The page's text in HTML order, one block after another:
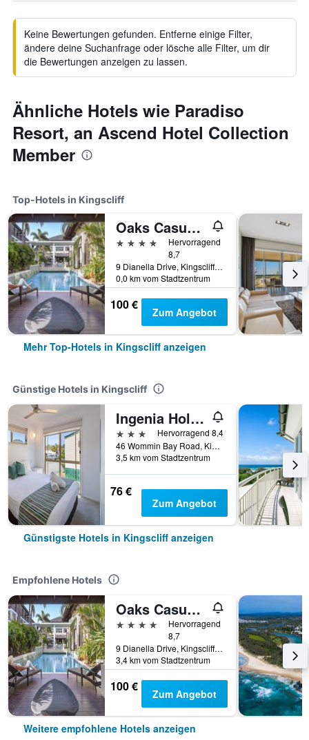
Keine Bewertungen gefunden. Entferne einige Filter,
ändere deine Suchanfrage oder lösche alle Filter, um dir
die Bewertungen anzeigen zu lassen.
Ähnliche Hotels wie Paradiso
Resort, an Ascend Hotel Collection
Member
Top-Hotels in Kingscliff
Oaks Casuarina Santai Resort
4 Sterne
Hervorragend
8,7
9 Dianella Drive, Kingscliff, NSW, Australien
0,0 km vom Stadtzentrum
100 € Zum Angebot
Mehr Top-Hotels in Kingscliff anzeigen
Günstige Hotels in Kingscliff
Ingenia Holidays Kingscliff
3 Sterne
Hervorragend 8,4
46 Wommin Bay Road, Kingscliff, NSW, Australien
3,5 km vom Stadtzentrum
76 €
Zum Angebot
Günstigste Hotels in Kingscliff anzeigen
Empfohlene Hotels
Oaks Casuarina Santai Resort
4 Sterne
Hervorragend
8,7
9 Dianella Drive, Kingscliff, NSW, Australien
3,4 km vom Stadtzentrum
100 € Zum Angebot
Weitere empfohlene Hotels anzeigen